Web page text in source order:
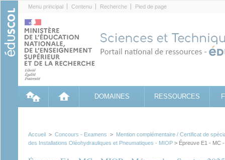
Menu principal Contenu Recherche Pied de page
DOMAINES RESSOURCES
Accueil > Concours - Examens > Mention complémentaire / Certificat de
des Installations Oléohydrauliques et Pneumatiques - MIOP > Épreuve E1 - MC